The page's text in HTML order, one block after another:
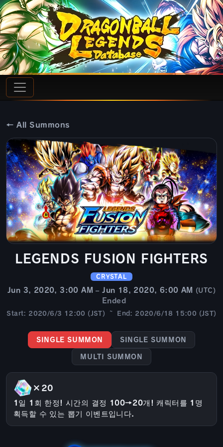
← All Summons
LEGENDS FUSION FIGHTERS
CRYSTAL
Jun 3, 2020, 3:00 AM – Jun 18, 2020, 6:00 AM (UTC)
Ended
Start: 2020/6/3 12:00 (JST) ~ End: 2020/6/18 15:00 (JST)
SINGLE SUMMON SINGLE SUMMON
MULTI SUMMON
×20
1일 1회 한정! 시간의 결정 100→20개! 캐릭터를 1명
획득할 수 있는 뽑기 이벤트입니다.